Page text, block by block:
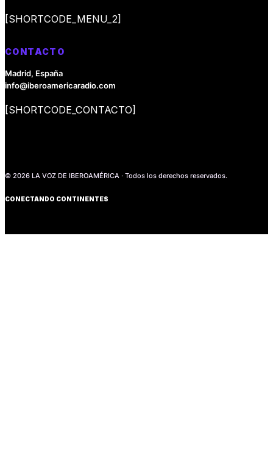
[SHORTCODE_MENU_2]
CONTACTO
Madrid, España
info@iberoamericaradio.com
[SHORTCODE_CONTACTO]
© 2026 LA VOZ DE IBEROAMÉRICA · Todos los derechos reservados.
CONECTANDO CONTINENTES